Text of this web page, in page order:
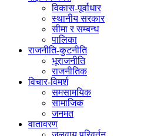
विकास-पूर्वाधार
स्थानीय सरकार
सीमा र सम्बन्ध
पालिका
राजनीति-कुटनीति
भूराजनीति
राजनीतिक
विचार-विमर्श
समसामयिक
सामाजिक
जनमत
वातावरण